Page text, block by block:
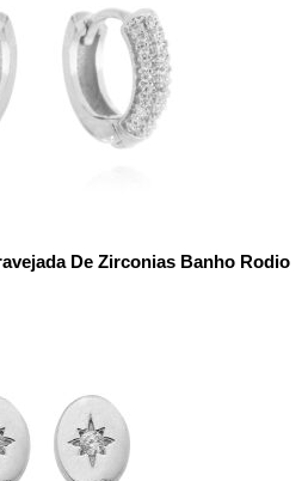
De Zirconias Banho Rodio